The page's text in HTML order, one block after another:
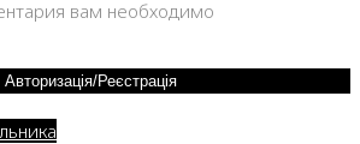
вам необходимо
Авторизація/Реєстрація